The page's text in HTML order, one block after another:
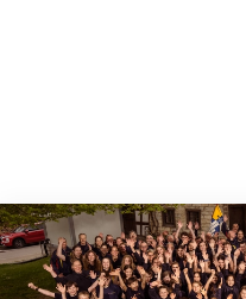
2026
Quand l’inclusion